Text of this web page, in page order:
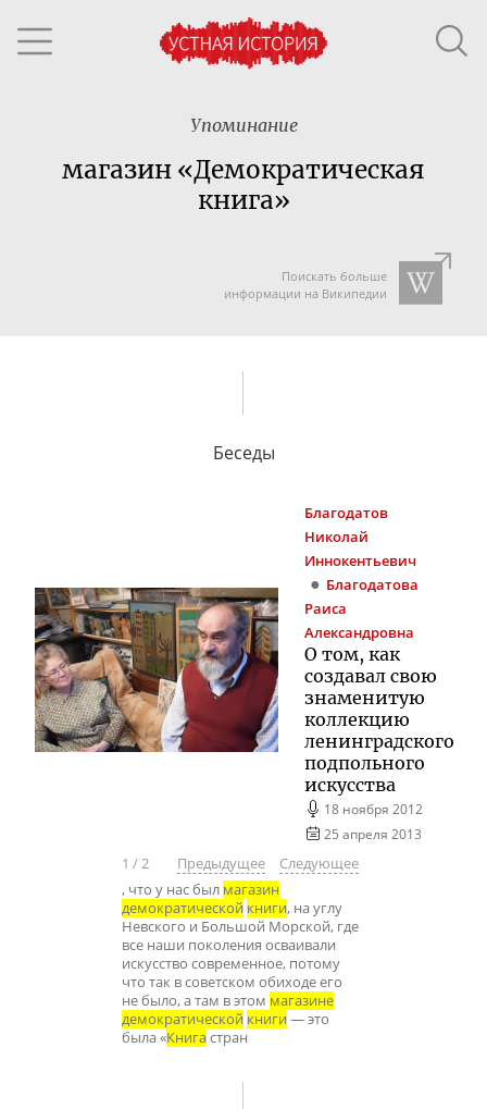
Упоминание
магазин «Демократическая
книга»
Поискать больше
информации на Википедии
Беседы
Благодатов
Николай
Иннокентьевич
Благодатова
Раиса
Александровна
О том, как
создавал свою
знаменитую
коллекцию
ленинградского
подпольного
искусства
18 ноября 2012
25 апреля 2013
1 /2 Предыдущее
Следующее
, что у нас был магазин
демократической книги, на углу
Невского и Большой Морской, где
все наши поколения осваивали
искусство современное, потому
что так в советском обиходе его
не было, а там в этом магазине
демократической книги — это
была «Книгастран